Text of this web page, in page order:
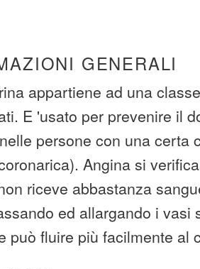
GENERALI
appartiene ad una
E 'usato per prevenire il
persone con una certa
Angina si
riceve abbastanza
ed allargando i vasi
può fluire più facilmente al